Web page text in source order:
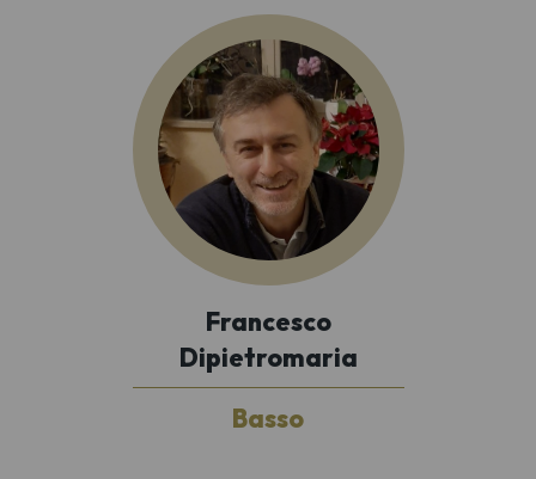
Francesco
Dipietromaria
Basso